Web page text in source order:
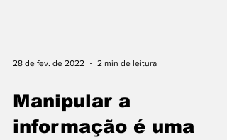
28 de fev. de 2022 2 min de leitura
Manipular a
informação é uma